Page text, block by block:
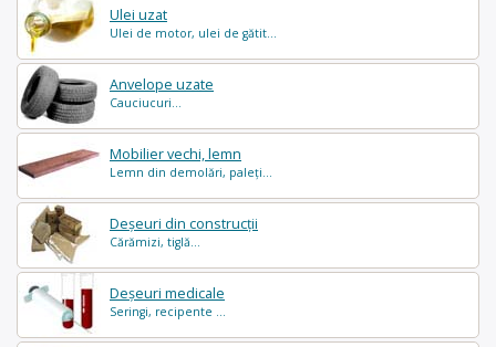
Ulei uzat
Ulei de motor, ulei de gătit...
Anvelope uzate
Cauciucuri...
Mobilier vechi, lemn
Lemn din demolări, paleți...
Deșeuri din construcții
Cărămizi, tiglă...
Deșeuri medicale
Seringi, recipente ...